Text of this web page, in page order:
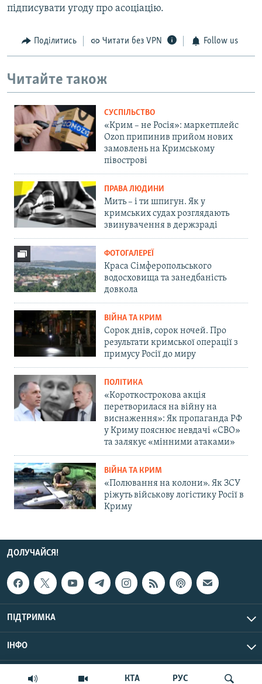
КТА РУС
підписувати угоду про асоціацію.
Поділитись Читати без VPN Follow us
Читайте також
СУСПІЛЬСТВО
«Крим – не Росія»: маркетплейс
Ozon припинив прийом нових
замовлень на Кримському
півострові
ПРАВА ЛЮДИНИ
Мить – і ти шпигун. Як у
кримських судах розглядають
звинувачення в держзраді
ФОТОГАЛЕРЕЇ
Краса Сімферопольського
водосховища та занедбаність
довкола
ВІЙНА ТА КРИМ
Сорок днів, сорок ночей. Про
результати кримської операції з
примусу Росії до миру
ПОЛІТИКА
«Короткострокова акція
перетворилася на війну на
виснаження»: Як пропаганда РФ
у Криму пояснює невдачі «СВО»
та залякує «мінними атаками»
ВІЙНА ТА КРИМ
«Полювання на колони». Як ЗСУ
ріжуть військову логістику Росії в
Криму
ДОЛУЧАЙСЯ!
ПІДТРИМКА
ІНФО
© Крим.Реалії, 2026 | Усі права застережено.